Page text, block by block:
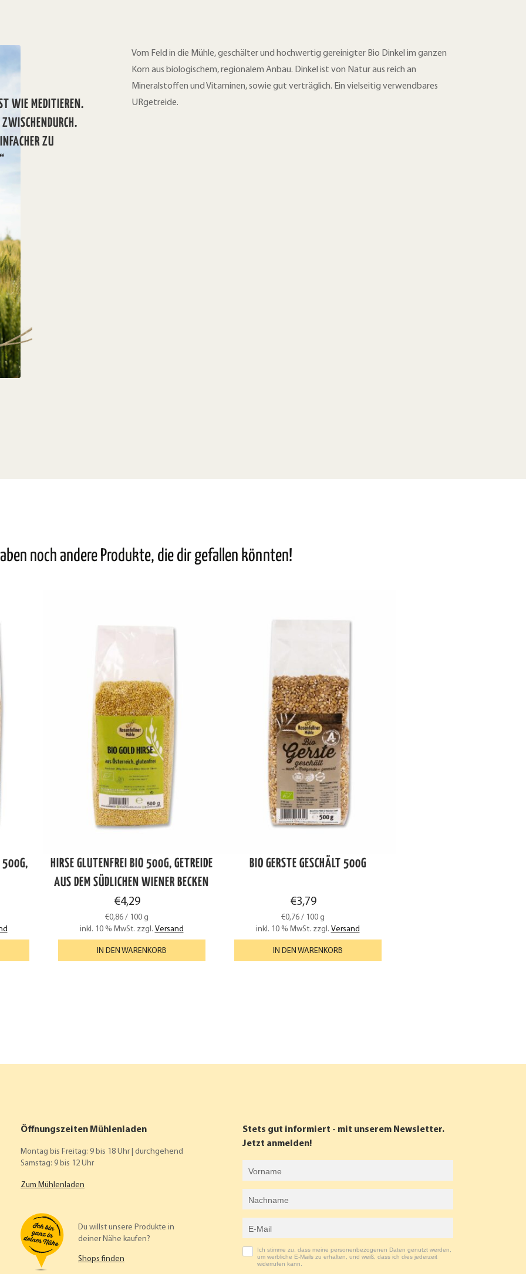
WIE MEDITIEREN.
ZWISCHENDURCH.
ZU
Vom Feld in die Mühle, geschälter und hochwertig gereinigter Bio Dinkel im ganzen
Korn aus biologischem, regionalem Anbau. Dinkel ist von Natur aus reich an
Mineralstoffen und Vitaminen, sowie gut verträglich. Ein vielseitig verwendbares
URgetreide.
noch andere Produkte, die dir gefallen könnten!
500G,
HIRSE GLUTENFREI BIO 500G, GETREIDE
AUS DEM SÜDLICHEN WIENER BECKEN
€4,29
€0,86 / 100 g
inkl. 10 % MwSt. zzgl. Versand
IN DEN WARENKORB
BIO GERSTE GESCHÄLT 500G
€3,79
€0,76 / 100 g
inkl. 10 % MwSt. zzgl. Versand
IN DEN WARENKORB
Öffnungszeiten Mühlenladen
Montag bis Freitag: 9 bis 18 Uhr | durchgehend
Samstag: 9 bis 12 Uhr
Zum Mühlenladen
Du willst unsere Produkte in
deiner Nähe kaufen?
Shops finden
Stets gut informiert - mit unserem Newsletter.
Jetzt anmelden!
Ich stimme zu, dass meine personenbezogenen Daten genutzt werden,
um werbliche E-Mails zu erhalten, und weiß, dass ich dies jederzeit
widerrufen kann.